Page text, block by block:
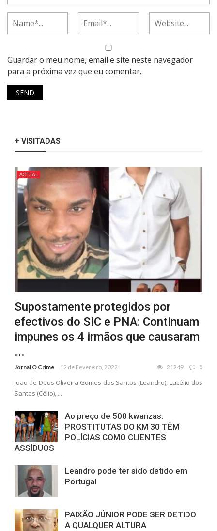
Guardar o meu nome, email e site neste navegador
para a próxima vez que eu comentar.
+ VISITADAS
ACTUAL
Supostamente protegidos por
efectivos do SIC e PNA: Continuam
impunes os 4 irmãos que causaram
...
Jornal O Crime 12 de Fevereiro, 2022 21249 0
João de Deus Oliveira Gomes dos Santos (Leandro), Lucélio dos
Santos (Célio), ...
Ao preço de 500 kwanzas:
PROSTITUTAS DO KM 30 TÊM
POLÍCIAS COMO CLIENTES
ASSÍDUOS
Leandro pode ter sido detido em
Portugal
PAIXÃO JÚNIOR PODE SER DETIDO
A QUALQUER ALTURA